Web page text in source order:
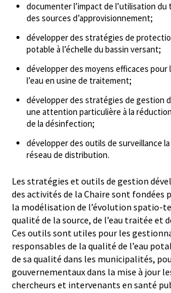
documenter l’impact de l’utilisation
des sources d’approvisionnement;
développer des stratégies de
potable à l’échelle du bassin versant;
développer des moyens efficaces pour
l’eau en usine de traitement;
développer des stratégies de gestion
une attention particulière à la
de la désinfection;
développer des outils de surveillance la
réseau de distribution.
Les stratégies et outils de gestion
des activités de la Chaire sont fondées
la modélisation de l’évolution spatio-
qualité de la source, de l’eau traitée et
Ces outils sont utiles pour les
responsables de la qualité de l’eau
de sa qualité dans les municipalités,
gouvernementaux dans la mise à jour
chercheurs et intervenants en santé